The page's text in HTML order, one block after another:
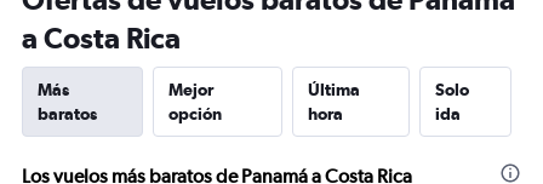
a Costa Rica
Más
baratos
Mejor
opción
Última
hora
Solo
ida
Los vuelos más baratos de Panamá a Costa Rica